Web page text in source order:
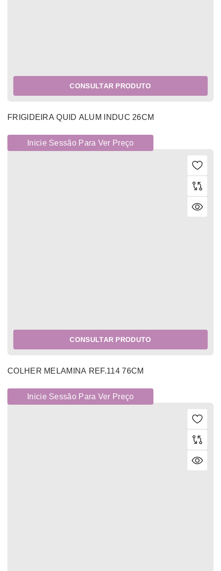
CONSULTAR PRODUTO
FRIGIDEIRA QUID ALUM INDUC 26CM
Inicie Sessão Para Ver Preço
CONSULTAR PRODUTO
COLHER MELAMINA REF.114 76CM
Inicie Sessão Para Ver Preço